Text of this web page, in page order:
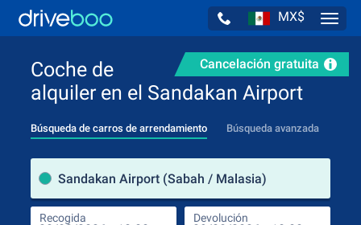
MX$
Cancelación gratuita
Coche de
alquiler en el Sandakan Airport
Búsqueda de carros de arrendamiento Búsqueda avanzada
Sandakan Airport (Sabah / Malasia)
Recogida Devolución